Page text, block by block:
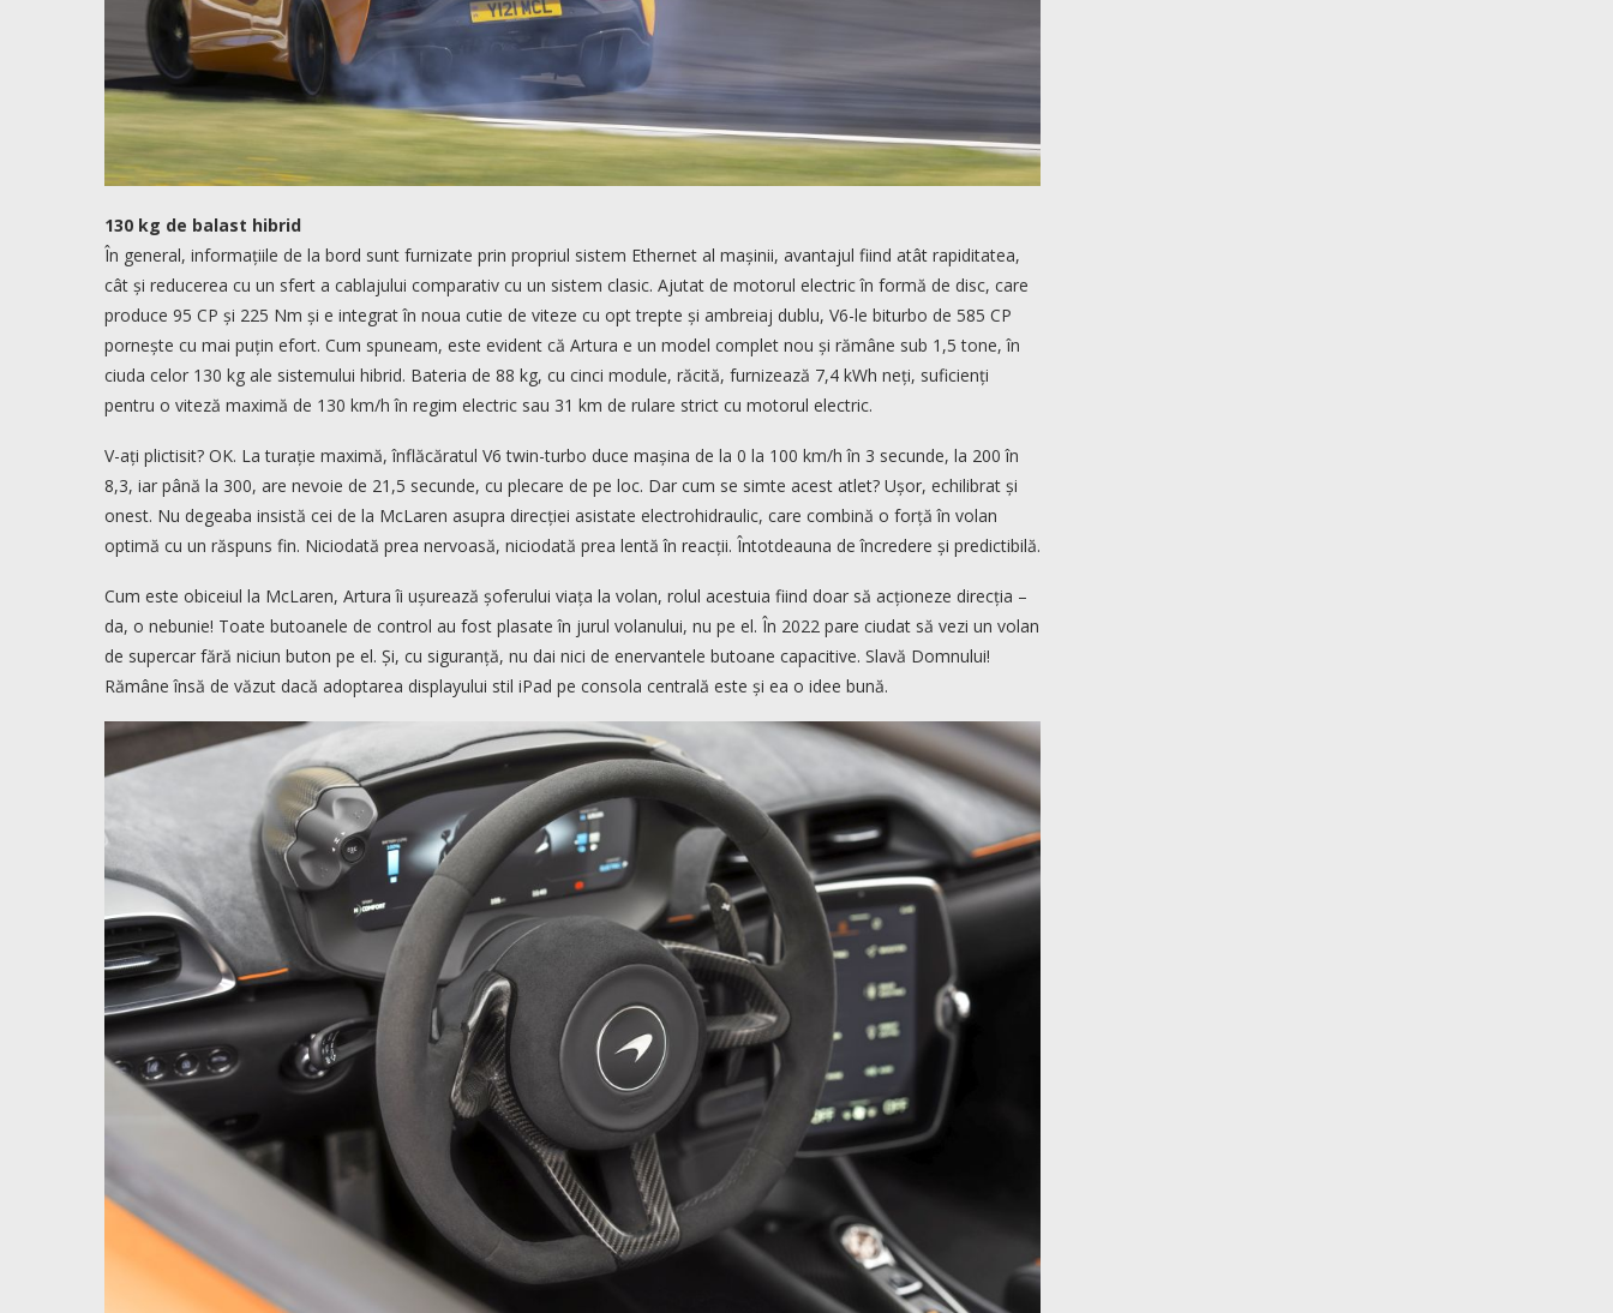
130 kg de balast hibrid
În general, informațiile de la bord sunt furnizate prin propriul sistem Ethernet al mașinii, avantajul fiind atât rapiditatea,
cât și reducerea cu un sfert a cablajului comparativ cu un sistem clasic. Ajutat de motorul electric în formă de disc, care
produce 95 CP și 225 Nm și e integrat în noua cutie de viteze cu opt trepte și ambreiaj dublu, V6-le biturbo de 585 CP
pornește cu mai puțin efort. Cum spuneam, este evident că Artura e un model complet nou și rămâne sub 1,5 tone, în
ciuda celor 130 kg ale sistemului hibrid. Bateria de 88 kg, cu cinci module, răcită, furnizează 7,4 kWh neți, suficienți
pentru o viteză maximă de 130 km/h în regim electric sau 31 km de rulare strict cu motorul electric.
V-ați plictisit? OK. La turație maximă, înflăcăratul V6 twin-turbo duce mașina de la 0 la 100 km/h în 3 secunde, la 200 în
8,3, iar până la 300, are nevoie de 21,5 secunde, cu plecare de pe loc. Dar cum se simte acest atlet? Ușor, echilibrat și
onest. Nu degeaba insistă cei de la McLaren asupra direcției asistate electrohidraulic, care combină o forță în volan
optimă cu un răspuns fin. Niciodată prea nervoasă, niciodată prea lentă în reacții. Întotdeauna de încredere și predictibilă.
Cum este obiceiul la McLaren, Artura îi ușurează șoferului viața la volan, rolul acestuia fiind doar să acționeze direcția –
da, o nebunie! Toate butoanele de control au fost plasate în jurul volanului, nu pe el. În 2022 pare ciudat să vezi un volan
de supercar fără niciun buton pe el. Și, cu siguranță, nu dai nici de enervantele butoane capacitive. Slavă Domnului!
Rămâne însă de văzut dacă adoptarea displayului stil iPad pe consola centrală este și ea o idee bună.